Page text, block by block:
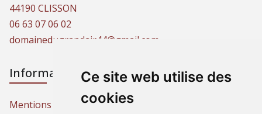
Ce site web utilise des
cookies
44190 CLISSON
06 63 07 06 02
domainedugrandair44@gmail.com
Informations
Mentions légales